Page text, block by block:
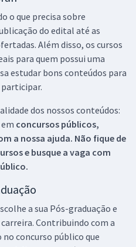
o que precisa sobre
do edital até as
Além disso, os cursos
para quem possui uma
estudar bons conteúdos para
participar.
dos nossos conteúdos:
concursos públicos,
a nossa ajuda. Não fique de
e busque a vaga com
a sua Pós-graduação e
Contribuindo com a
concurso público que